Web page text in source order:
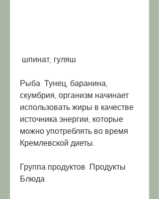
шпинат, гуляш
Рыба  Тунец, баранина,
скумбрия, организм начинает
использовать жиры в качестве
источника энергии, которые
можно употреблять во время
Кремлевской диеты.
Группа продуктов  Продукты
Блюда